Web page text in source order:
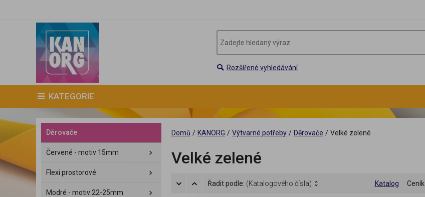
Rozšířené vyhledávání
KATEGORIE
Děrovače
Červené - motiv 15mm
Flexi prostorové
Modré - motiv 22-25mm
Domů / KANORG / Výtvarné potřeby / Děrovače / Velké zelené
Velké zelené
Řadit podle: (Katalogového čísla) Katalog Ceník